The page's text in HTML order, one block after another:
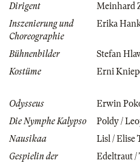
Dirigent
Meinhard
Inszenierung und
Choreographie
Erika
Bühnenbilder
Stefan
Kostüme
Erni
Odysseus
Erwin
Die Nymphe Kalypso
Poldy /
Nausikaa
Lisl / Elise
Gespielin der
Edeltraut /